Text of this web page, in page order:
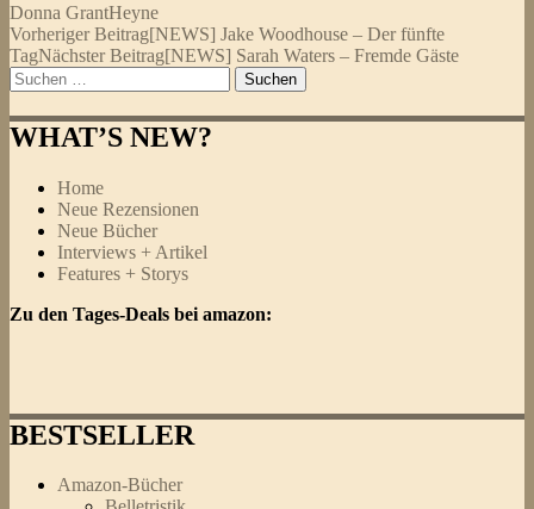
Donna GrantHeyne
Beitragsnavigation
Vorheriger Beitrag[NEWS] Jake Woodhouse – Der fünfte
TagNächster Beitrag[NEWS] Sarah Waters – Fremde Gäste
Suchen
nach:
WHAT’S NEW?
Home
Neue Rezensionen
Neue Bücher
Interviews + Artikel
Features + Storys
Zu den Tages-Deals bei amazon:
BESTSELLER
Amazon-Bücher